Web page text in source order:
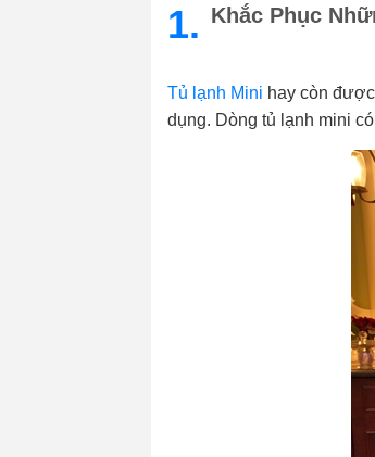
1. Khắc Phục
Tủ lạnh Mini hay còn
dụng. Dòng tủ lạnh mini